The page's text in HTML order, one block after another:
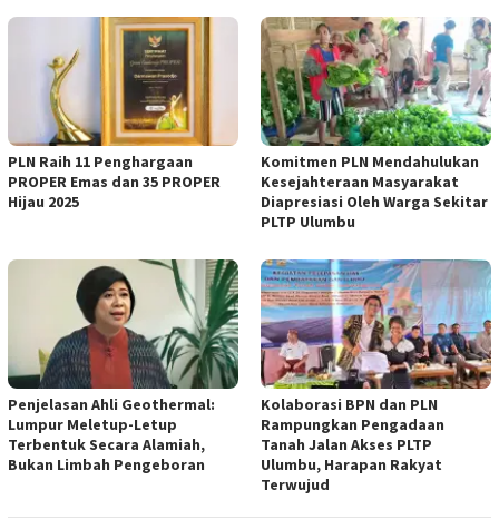
PLN Raih 11 Penghargaan
PROPER Emas dan 35 PROPER
Hijau 2025
Komitmen PLN Mendahulukan
Kesejahteraan Masyarakat
Diapresiasi Oleh Warga Sekitar
PLTP Ulumbu
Penjelasan Ahli Geothermal:
Lumpur Meletup-Letup
Terbentuk Secara Alamiah,
Bukan Limbah Pengeboran
Kolaborasi BPN dan PLN
Rampungkan Pengadaan
Tanah Jalan Akses PLTP
Ulumbu, Harapan Rakyat
Terwujud